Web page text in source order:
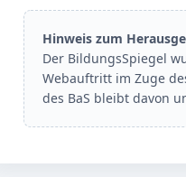
Hinweis zum
Der BildungsSpiegel
Webauftritt im Zuge
des BaS bleibt davon